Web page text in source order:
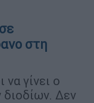
στη
γίνει ο
διοδίων. Δεν